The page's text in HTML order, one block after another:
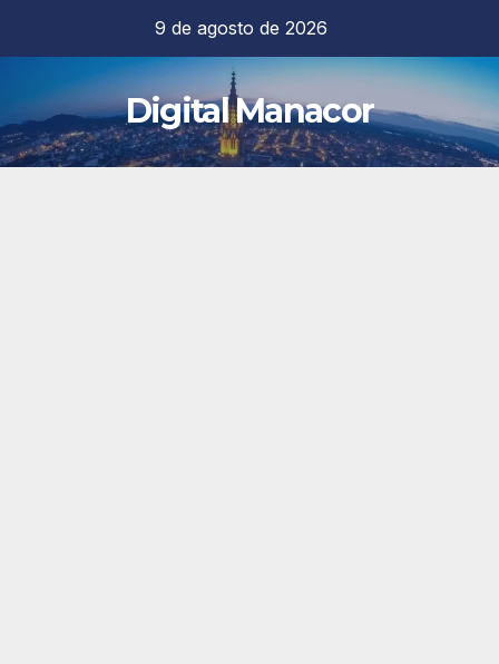
contenido
9 de agosto de 2026
Digital Manacor